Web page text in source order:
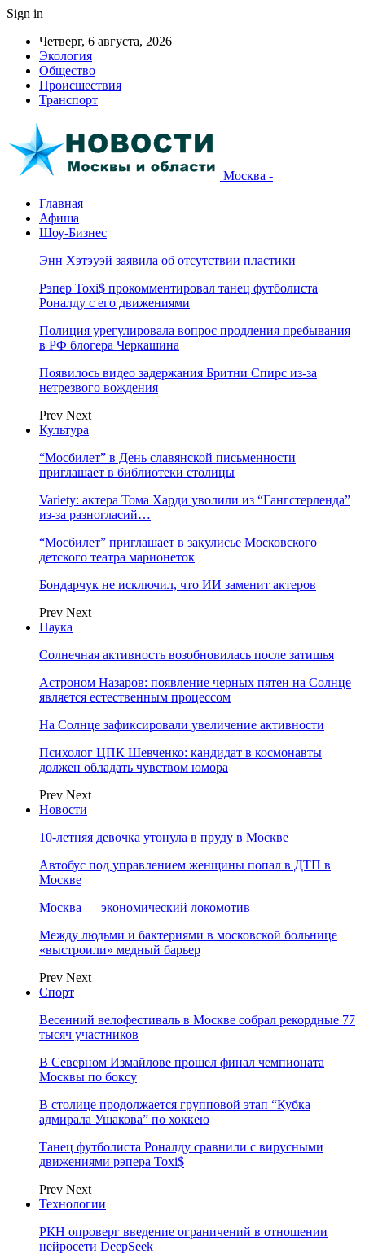
Sign in
Четверг, 6 августа, 2026
Экология
Общество
Происшествия
Транспорт
Москва -
Главная
Афиша
Шоу-Бизнес
Энн Хэтэуэй заявила об отсутствии пластики
Рэпер Toxi$ прокомментировал танец футболиста
Роналду с его движениями
Полиция урегулировала вопрос продления пребывания
в РФ блогера Черкашина
Появилось видео задержания Бритни Спирс из-за
нетрезвого вождения
Prev Next
Культура
“Мосбилет” в День славянской письменности
приглашает в библиотеки столицы
Variety: актера Тома Харди уволили из “Гангстерленда”
из-за разногласий…
“Мосбилет” приглашает в закулисье Московского
детского театра марионеток
Бондарчук не исключил, что ИИ заменит актеров
Prev Next
Наука
Солнечная активность возобновилась после затишья
Астроном Назаров: появление черных пятен на Солнце
является естественным процессом
На Солнце зафиксировали увеличение активности
Психолог ЦПК Шевченко: кандидат в космонавты
должен обладать чувством юмора
Prev Next
Новости
10-летняя девочка утонула в пруду в Москве
Автобус под управлением женщины попал в ДТП в
Москве
Москва — экономический локомотив
Между людьми и бактериями в московской больнице
«выстроили» медный барьер
Prev Next
Спорт
Весенний велофестиваль в Москве собрал рекордные 77
тысяч участников
В Северном Измайлове прошел финал чемпионата
Москвы по боксу
В столице продолжается групповой этап “Кубка
адмирала Ушакова” по хоккею
Танец футболиста Роналду сравнили с вирусными
движениями рэпера Toxi$
Prev Next
Технологии
РКН опроверг введение ограничений в отношении
нейросети DeepSeek